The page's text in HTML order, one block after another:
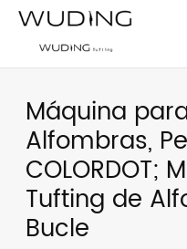
Máquina
Alfombras,
COLORDOT;
Tufting de
Bucle